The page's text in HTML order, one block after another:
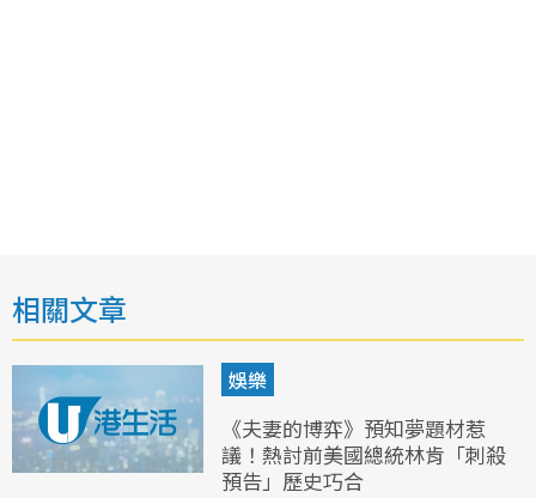
相關文章
娛樂
《夫妻的博弈》預知夢題材惹
議！熱討前美國總統林肯「刺殺
預告」歷史巧合